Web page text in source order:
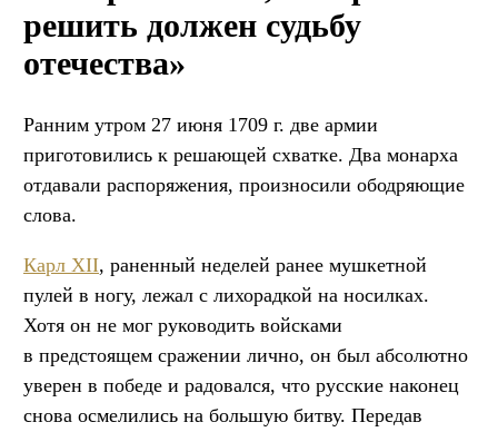
решить должен судьбу
отечества»
Ранним утром 27 июня 1709 г. две армии
приготовились к решающей схватке. Два монарха
отдавали распоряжения, произносили ободряющие
слова.
Карл XII, раненный неделей ранее мушкетной
пулей в ногу, лежал с лихорадкой на носилках.
Хотя он не мог руководить войсками
в предстоящем сражении лично, он был абсолютно
уверен в победе и радовался, что русские наконец
снова осмелились на большую битву. Передав